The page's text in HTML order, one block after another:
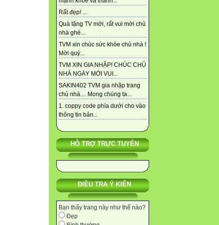
Rất đẹp! ...
Quà tặng TV mới, rất vui mời chủ
nhà ghé...
TVM xin chúc sức khỏe chủ nhà !
Mời quý...
TVM XIN GIA NHẬP! CHÚC CHỦ
NHÀ NGÀY MỚI VUI...
SAKIN402 TVM gia nhập trang
chủ nhà.... Mong chúng ta...
1. coppy code phía dưới cho vào
thông tin bản...
HỖ TRỢ TRỰC TUYẾN
ĐIỀU TRA Ý KIẾN
Bạn thấy trang này như thế nào?
Đẹp